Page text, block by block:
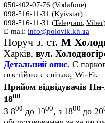
050-402-07-76 (Vodafone)
098-516-11-31 (Kyivstar)
098-516-11-31 (Telegram, Viber)
E-mail: info@polovik.kh.ua
Поруч зі ст. М
Харків, вул.
Детальний опис. Є
постійно є світло, Wi-Fi.
Прийом відвідувачів
1800
З 800 до 1000, з 1800 до 20